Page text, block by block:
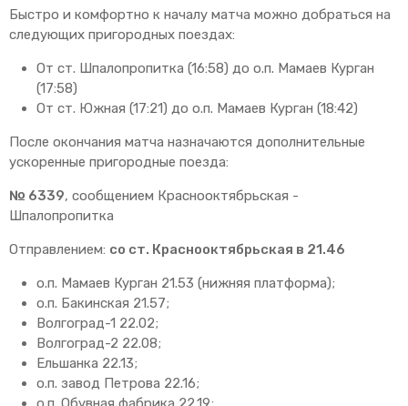
Быстро и комфортно к началу матча можно добраться на
следующих пригородных поездах:
От ст. Шпалопропитка (16:58) до о.п. Мамаев Курган
(17:58)
От ст. Южная (17:21) до о.п. Мамаев Курган (18:42)
После окончания матча назначаются дополнительные
ускоренные пригородные поезда:
№ 6339, сообщением Краснооктябрьская -
Шпалопропитка
Отправлением: со ст. Краснооктябрьская в 21.46
о.п. Мамаев Курган 21.53 (нижняя платформа);
о.п. Бакинская 21.57;
Волгоград-1 22.02;
Волгоград-2 22.08;
Ельшанка 22.13;
о.п. завод Петрова 22.16;